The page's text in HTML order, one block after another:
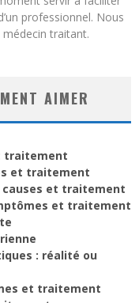
professionnel. Nous
traitant.
AIMER
traitement
et traitement
causes et traitement
et traitement
: réalité ou
et traitement